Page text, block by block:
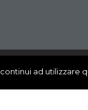
ad utilizzare